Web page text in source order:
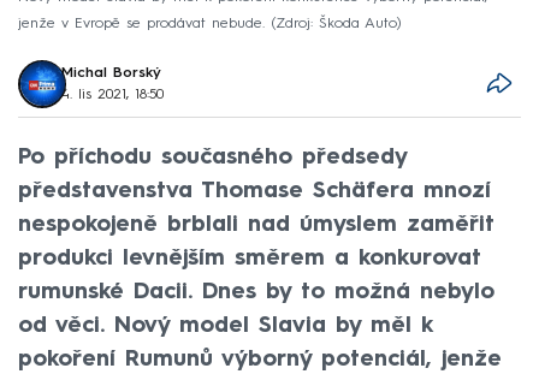
jenže v Evropě se prodávat nebude.
Zdroj: Škoda Auto
Michal Borský
4. lis 2021, 18:50
Po příchodu současného předsedy
představenstva Thomase Schäfera mnozí
nespokojeně brblali nad úmyslem zaměřit
produkci levnějším směrem a konkurovat
rumunské Dacii. Dnes by to možná nebylo
od věci. Nový model Slavia by měl k
pokoření Rumunů výborný potenciál, jenže